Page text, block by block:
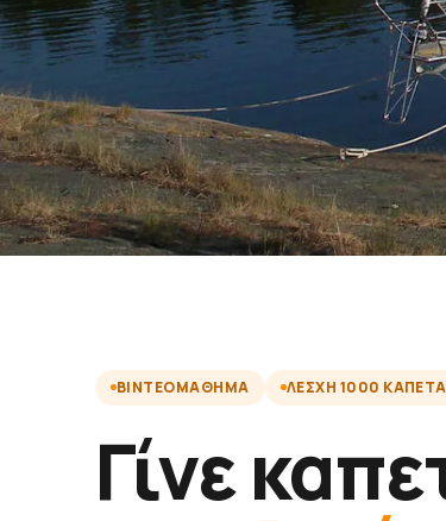
ΒΙΝΤΕΟΜΆΘΗΜΑ ΛΈΣΧΗ 1000
Γίνε